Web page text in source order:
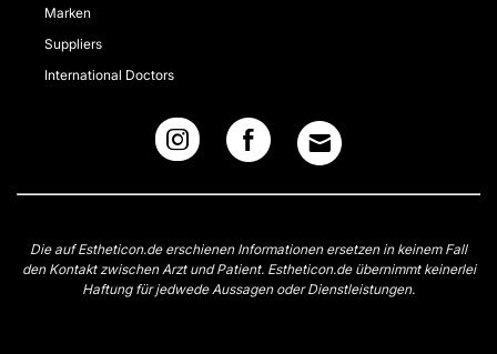
Marken
Suppliers
International Doctors
Die auf Estheticon.de erschienen Informationen ersetzen in keinem Fall
den Kontakt zwischen Arzt und Patient. Estheticon.de übernimmt keinerlei
Haftung für jedwede Aussagen oder Dienstleistungen.